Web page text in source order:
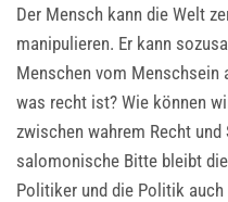
Der Mensch kann die Welt
manipulieren. Er kann
Menschen vom Menschsein
was recht ist? Wie können
zwischen wahrem Recht
salomonische Bitte bleibt
Politiker und die Politik auch